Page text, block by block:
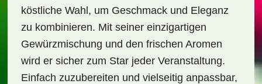
köstliche Wahl, um Geschmack und Eleganz
zu kombinieren. Mit seiner einzigartigen
Gewürzmischung und den frischen Aromen
wird er sicher zum Star jeder Veranstaltung.
Einfach zuzubereiten und vielseitig anpassbar,